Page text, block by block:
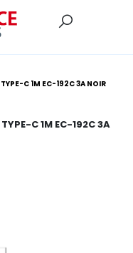
C 1M EC-192C 3A NOIR
TYPE-C 1M EC-192C 3A